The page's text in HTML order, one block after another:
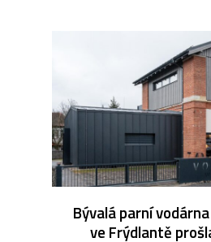
Bývalá parní
ve Frýdlantě